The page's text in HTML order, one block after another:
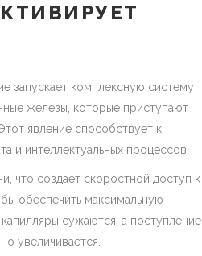
запускает комплексную систему
железы, которые приступают
явление способствует к
и интеллектуальных процессов.
что создает скоростной доступ к
обеспечить максимальную
сужаются, а поступление
увеличивается.